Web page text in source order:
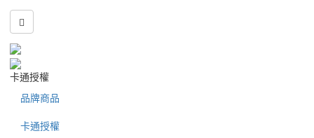
卡通授權
品牌商品
卡通授權